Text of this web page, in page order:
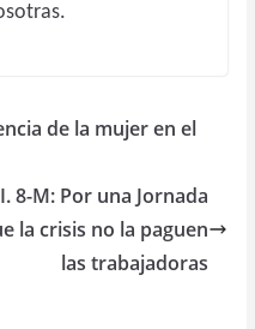
de la mujer en el
8-M: Por una Jornada
la crisis no la paguen
las trabajadoras